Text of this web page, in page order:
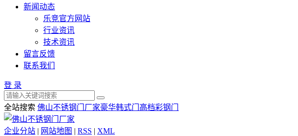
新闻动态
乐竞官方网站
行业资讯
技术资讯
留言反馈
联系我们
登 录
全站搜索 佛山不锈钢门厂家豪华韩式门 高档彩钢门
企业分站 | 网站地图 | RSS | XML